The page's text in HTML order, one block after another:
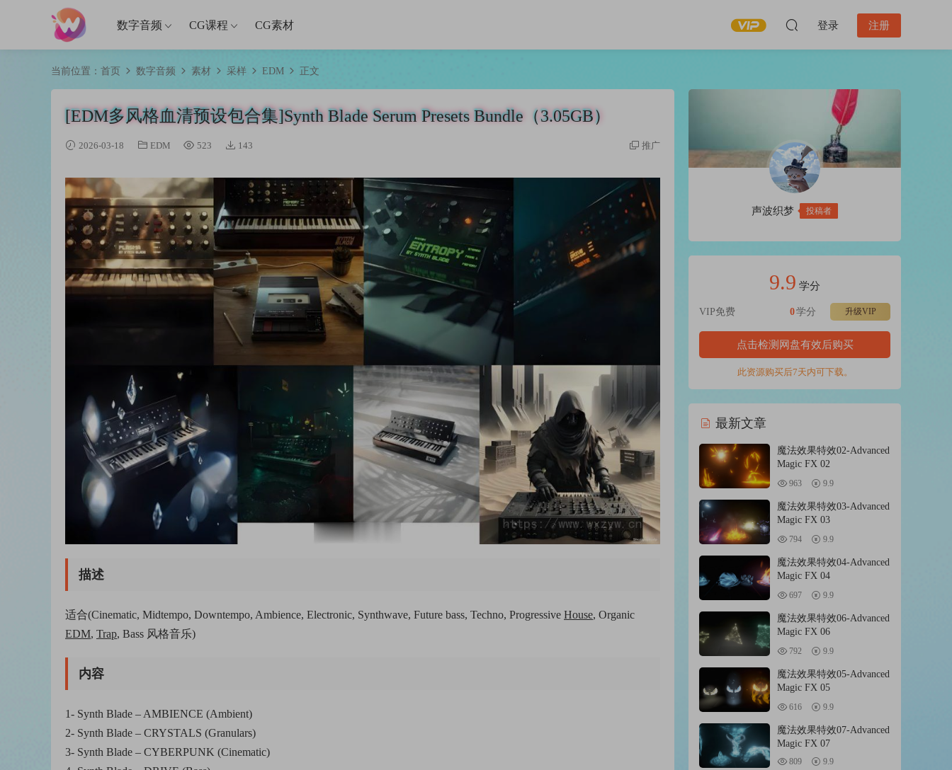
数字音频 CG课程 CG素材 登录 注册
当前位置： 首页 数字音频 素材 采样 EDM 正文
[EDM多风格血清预设包合集]Synth Blade Serum Presets Bundle（3.05GB）
2026-03-18 EDM 523 143 推广
描述
适合(Cinematic, Midtempo, Downtempo, Ambience, Electronic, Synthwave, Future bass, Techno, Progressive House, Organic
EDM, Trap, Bass 风格音乐)
内容
1- Synth Blade – AMBIENCE (Ambient)
2- Synth Blade – CRYSTALS (Granulars)
3- Synth Blade – CYBERPUNK (Cinematic)
声波织梦 投稿者
9.9 学分
VIP免费 升级VIP
0学分
点击检测网盘有效后购买
此资源购买后7天内可下载。
最新文章
魔法效果特效02-Advanced
Magic FX 02
963 9.9
魔法效果特效03-Advanced
Magic FX 03
794 9.9
魔法效果特效04-Advanced
Magic FX 04
697 9.9
魔法效果特效06-Advanced
Magic FX 06
792 9.9
魔法效果特效05-Advanced
Magic FX 05
616 9.9
魔法效果特效07-Advanced
Magic FX 07
809 9.9